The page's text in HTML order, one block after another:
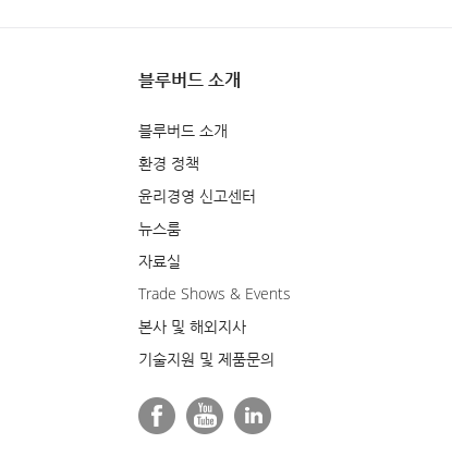
블루버드 소개
블루버드 소개
환경 정책
윤리경영 신고센터
뉴스룸
자료실
Trade Shows & Events
본사 및 해외지사
기술지원 및 제품문의